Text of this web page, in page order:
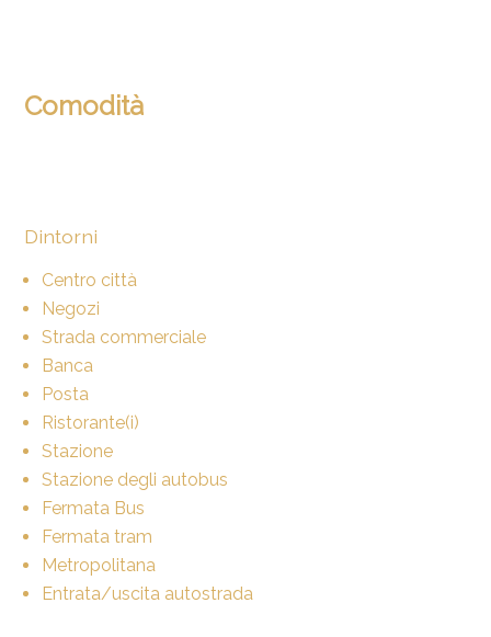
Comodità
Dintorni
Centro città
Negozi
Strada commerciale
Banca
Posta
Ristorante(i)
Stazione
Stazione degli autobus
Fermata Bus
Fermata tram
Metropolitana
Entrata/uscita autostrada